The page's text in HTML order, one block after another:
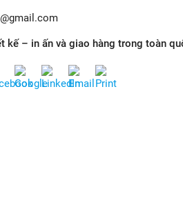
kế – in ấn và giao hàng trong toàn